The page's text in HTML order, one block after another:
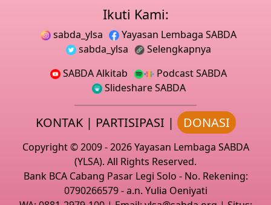
Ikuti Kami:
sabda_ylsa
Yayasan Lembaga SABDA
sabda_ylsa
Selengkapnya
SABDA Alkitab
Podcast SABDA
Slideshare SABDA
KONTAK| PARTISIPASI | DONASI
Copyright© 2009 -2026 Yayasan Lembaga SABDA
(YLSA). All Rights Reserved.
Bank BCA Cabang Pasar Legi Solo - No. Rekening:
0790266579 - a.n. Yulia Oeniyati